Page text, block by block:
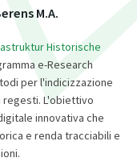
M.A.
Historische
e-Research
per l'indicizzazione
L'obiettivo
innovativa che
e renda tracciabili e